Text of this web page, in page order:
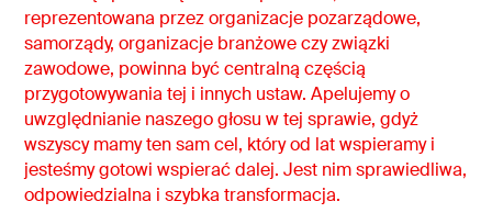
reprezentowana przez organizacje pozarządowe,
samorządy, organizacje branżowe czy związki
zawodowe, powinna być centralną częścią
przygotowywania tej i innych ustaw. Apelujemy o
uwzględnianie naszego głosu w tej sprawie, gdyż
wszyscy mamy ten sam cel, który od lat wspieramy i
jesteśmy gotowi wspierać dalej. Jest nim sprawiedliwa,
odpowiedzialna i szybka transformacja.